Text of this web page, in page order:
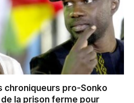
chroniqueurs pro-Sonko
la prison ferme pour